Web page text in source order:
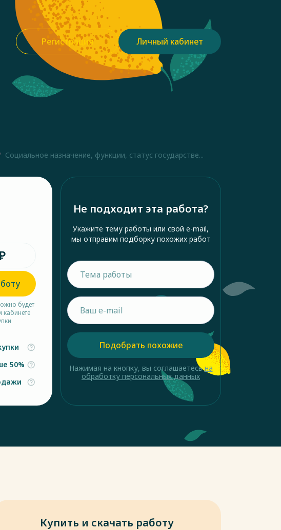
Регистрация Личный кабинет
Социальное назначение, функции, статус государстве...
будет
кабинете
50%
Не подходит эта работа?
Укажите тему работы или свой e-mail,
мы отправим подборку похожих работ
Подобрать похожие
Нажимая на кнопку, вы соглашаетесьна
обработку персональных данных
Купить и скачать работу